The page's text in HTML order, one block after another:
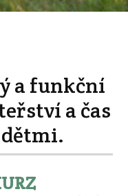
a funkční
a čas
dětmi.